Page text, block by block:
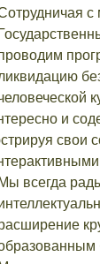
с
и
свои
всегда